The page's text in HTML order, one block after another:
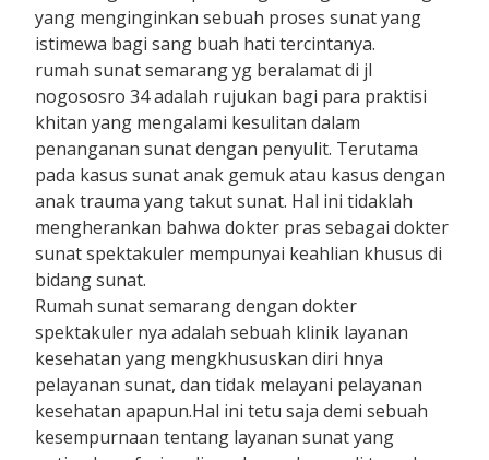
yang menginginkan sebuah proses sunat yang
istimewa bagi sang buah hati tercintanya.
rumah sunat semarang yg beralamat di jl
nogososro 34 adalah rujukan bagi para praktisi
khitan yang mengalami kesulitan dalam
penanganan sunat dengan penyulit. Terutama
pada kasus sunat anak gemuk atau kasus dengan
anak trauma yang takut sunat. Hal ini tidaklah
mengherankan bahwa dokter pras sebagai dokter
sunat spektakuler mempunyai keahlian khusus di
bidang sunat.
Rumah sunat semarang dengan dokter
spektakuler nya adalah sebuah klinik layanan
kesehatan yang mengkhususkan diri hnya
pelayanan sunat, dan tidak melayani pelayanan
kesehatan apapun.Hal ini tetu saja demi sebuah
kesempurnaan tentang layanan sunat yang